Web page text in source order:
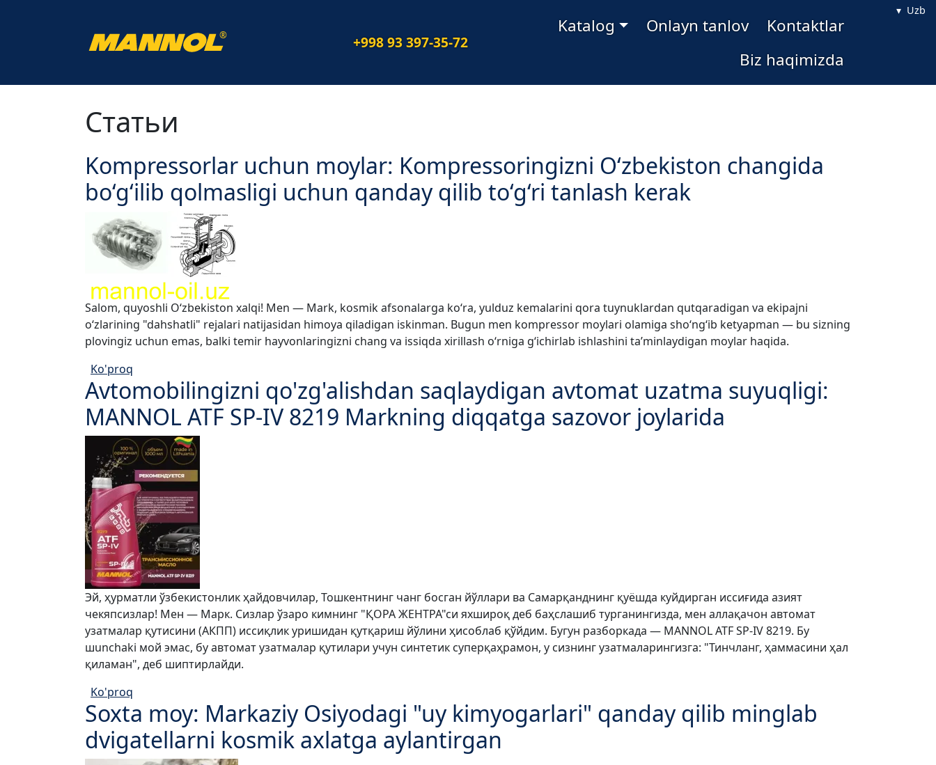
® +998 93 397-35-72
Katalog Onlayn tanlov
Kontaktlar
Biz haqimizda
Uzb
Статьи
Kompressorlar uchun moylar: Kompressoringizni O‘zbekiston changida
bo‘g‘ilib qolmasligi uchun qanday qilib to‘g‘ri tanlash kerak
Salom, quyoshli O‘zbekiston xalqi! Men — Mark, kosmik afsonalarga ko‘ra, yulduz kemalarini qora tuynuklardan qutqaradigan va ekipajni
o‘zlarining "dahshatli" rejalari natijasidan himoya qiladigan iskinman. Bugun men kompressor moylari olamiga sho‘ng‘ib ketyapman — bu sizning
plovingiz uchun emas, balki temir hayvonlaringizni chang va issiqda xirillash o‘rniga g‘ichirlab ishlashini ta’minlaydigan moylar haqida.
Ko'proq
Avtomobilingizni qo'zg'alishdan saqlaydigan avtomat uzatma suyuqligi:
MANNOL ATF SP-IV 8219 Markning diqqatga sazovor joylarida
Эй, ҳурматли ўзбекистонлик ҳайдовчилар, Тошкентнинг чанг босган йўллари ва Самарқанднинг қуёшда куйдирган иссиғида азият
чекяпсизлар! Мен — Марк. Сизлар ўзаро кимнинг "ҚОРА ЖЕНТРА"си яхшироқ деб баҳслашиб турганингизда, мен аллақачон автомат
узатмалар қутисини (АКПП) иссиқлик уришидан қутқариш йўлини ҳисоблаб қўйдим. Бугун разборкада — MANNOL ATF SP-IV 8219. Бу
шunchaki мой эмас, бу автомат узатмалар қутилари учун синтетик суперқаҳрамон, у сизнинг узатмаларингизга: "Тинчланг, ҳаммасини ҳал
қиламан", деб шиптирлайди.
Ko'proq
Soxta moy: Markaziy Osiyodagi "uy kimyogarlari" qanday qilib minglab
dvigatellarni kosmik axlatga aylantirgan